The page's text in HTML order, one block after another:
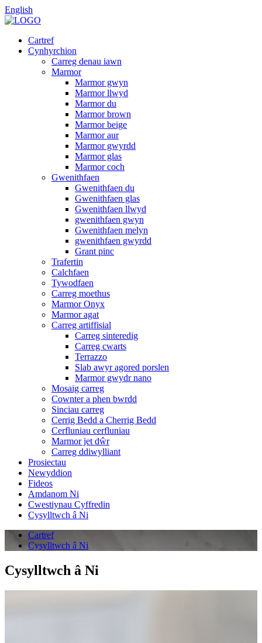
English
Cartref
Cynhyrchion
Carreg denau iawn
Marmor
Marmor gwyn
Marmor llwyd
Marmor du
Marmor brown
Marmor beige
Marmor aur
Marmor gwyrdd
Marmor glas
Marmor coch
Gwenithfaen
Gwenithfaen du
Gwenithfaen glas
Gwenithfaen llwyd
gwenithfaen gwyn
Gwenithfaen melyn
gwenithfaen gwyrdd
Grant pinc
Trafertin
Calchfaen
Tywodfaen
Carreg moethus
Marmor Onyx
Marmor agat
Carreg artiffisial
Carreg sinteredig
Carreg cwarts
Terrazzo
Slab awyr agored porslen
Marmor gwydr nano
Mosaig carreg
Cownter a phen bwrdd
Sinciau carreg
Cerrig Bedd a Cherrig Bedd
Cerfluniau cerfluniau
Marmor jet dŵr
Carreg ddiwylliant
Prosiectau
Newyddion
Fideos
Amdanom Ni
Cwestiynau Cyffredin
Cysylltwch â Ni
Cartref
Cysylltwch â Ni
Cysylltwch â Ni